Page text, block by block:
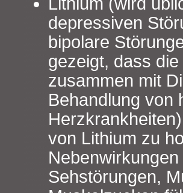
depressiven
bipolare
gezeigt, dass
zusammen mit
Behandlung von
von Lithium zu
Sehstörungen,